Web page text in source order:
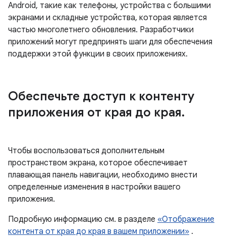
Android, такие как телефоны, устройства с большими
экранами и складные устройства, которая является
частью многолетнего обновления. Разработчики
приложений могут предпринять шаги для обеспечения
поддержки этой функции в своих приложениях.
Обеспечьте доступ к контенту
приложения от края до края.
Чтобы воспользоваться дополнительным
пространством экрана, которое обеспечивает
плавающая панель навигации, необходимо внести
определенные изменения в настройки вашего
приложения.
Подробную информацию см. в разделе «Отображение
контента от края до края в вашем приложении» .